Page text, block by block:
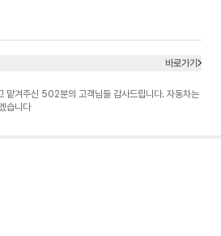
바로가기
맡겨주신 502분의 고객님들 감사드립니다. 자동차는
습니다